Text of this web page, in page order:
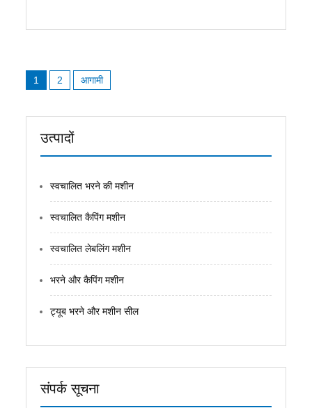
नेविगेशन
1 2 आगामी
उत्पादों
स्वचालित भरने की मशीन
स्वचालित कैपिंग मशीन
स्वचालित लेबलिंग मशीन
भरने और कैपिंग मशीन
ट्यूब भरने और मशीन सील
संपर्क सूचना